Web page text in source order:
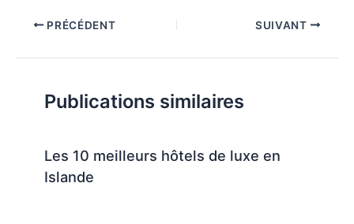
PRÉCÉDENT SUIVANT
Publications similaires
Les 10 meilleurs hôtels de luxe en
Islande